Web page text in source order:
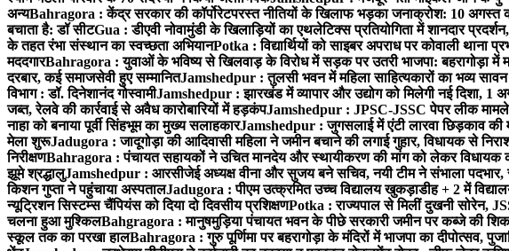
अन्यBahragora : केंद्र सरकार की कॉर्पोरेटपरस्त नीतियों के खिलाफ भड़का जनाक्रोश: 10 अगस्त
बचाता है: डॉ सीटGua : डीएवी नोवामुंडी के खिलाड़ियों का एथलेटिक्स प्रतियोगिता में शानदार
के तहत रंभा संस्थान का स्वच्छता अभियानPotka : विद्यार्थियों को साइबर अपराध पर कोवाली थाना
मददगारBahragora : युवाओं के भविष्य से खिलवाड़ के विरोध में सड़क पर उतरी भाजपा: बहरागोड़ा में
दरबार, कई समाजसेवी हुए सम्मानितJamshedpur : तुलसी भवन में महिला साहित्यकारों का भव्य
विभाग : डॉ. दिनेशानंद गोस्वामीJamshedpur : झारखंड में व्यापार और उद्योग को मिलेगी नई दिशा, 1
जब्त, रेलवे की कार्रवाई से अवैध कारोबारियों में हड़कंपJamshedpur : JPSC-JSSC पेपर लीक
नाहा को बनाया पूर्वी सिंहभूम का मुख्य सलाहकारJamshedpur : जुगसलाई में एंटी लारवा छिड़काव की
मेला शुरूJadugora : जादूगोड़ा की आदिवासी महिला ने जमीन बचाने की लगाई गुहार, विधायक से
निरीक्षणBahragora : पंचायत सहायकों ने उचित मानदेय और स्थायीकरण की मांग को लेकर विधायक
झूमे श्रद्धालुJamshedpur : आरसीजेई अध्यक्ष वीना और सुजय बने सचिव, नयी टीम ने संभाला
किशन गुप्ता ने पहुंचाया अस्पतालJadugora : पीएम उत्क्रमित उच्च विद्यालय खुकड़ाडीह + 2 में
न्यूट्रिशन सिस्टम्स चैंपियंस को दिया दो दिवसीय प्रशिक्षणPotka : राज्यपाल से मिलीं दुखनी सोरेन,
चलना हुआ मुश्किलBahgragora : मानुषमुड़िया पंचायत भवन के पीछे सरकारी जमीन पर कब्जे की
स्कूल तक का परखा हालBahragora : गुरु पूर्णिमा पर बहरागोड़ा के मंदिरों में भाजपा का दीपोत्सव,